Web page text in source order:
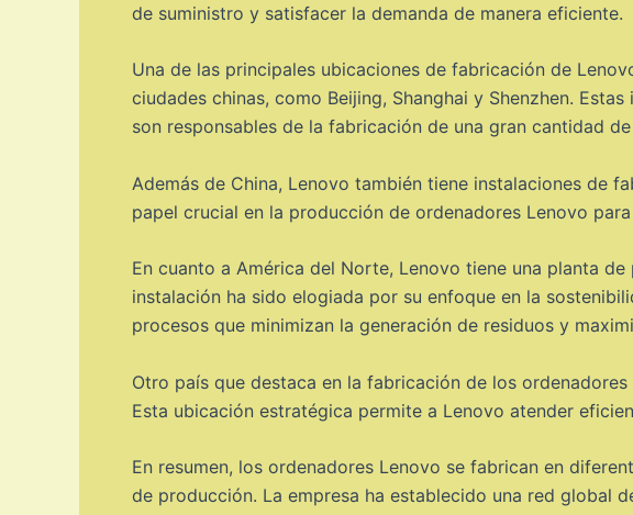
de suministro y satisfacer la demanda de manera eficiente.
Una de las principales ubicaciones de fabricación de
ciudades chinas, como Beijing, Shanghai y Shenzhen.
son responsables de la fabricación de una gran cantidad
Además de China, Lenovo también tiene instalaciones de
papel crucial en la producción de ordenadores Lenovo
En cuanto a América del Norte, Lenovo tiene una planta
instalación ha sido elogiada por su enfoque en la
procesos que minimizan la generación de residuos y
Otro país que destaca en la fabricación de los
Esta ubicación estratégica permite a Lenovo atender
En resumen, los ordenadores Lenovo se fabrican en
de producción. La empresa ha establecido una red global